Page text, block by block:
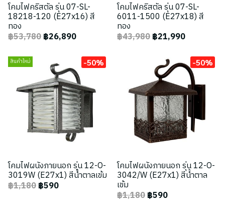
โคมไฟคริสตัล รุ่น 07-SL-
18218-120 (E27x16) สี
ทอง
฿53,780฿26,890
โคมไฟคริสตัล รุ่น 07-SL-
6011-1500 (E27x18) สี
ทอง
฿43,980฿21,990
สินค้าใหม่ -50%
โคมไฟผนังภายนอก รุ่น 12-O-
3019W (E27x1) สีน้ำตาลเข้ม
฿1,180฿590
-50%
โคมไฟผนังภายนอก รุ่น 12-O-
3042/W (E27x1) สีน้ำตาล
เข้ม
฿1,180฿590